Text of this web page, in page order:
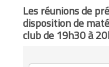
Les réunions de
disposition de
club de 19h30 à